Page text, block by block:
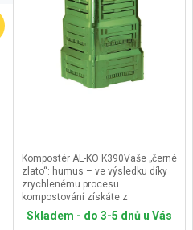
Kompostér AL-KO K390Vaše „černé
zlato“: humus – ve výsledku díky
zrychlenému procesu
kompostování získáte z
organického odpadu ve velmi
krátké době, zcela v koloběhu
Skladem - do 3-5 dnů u Vás